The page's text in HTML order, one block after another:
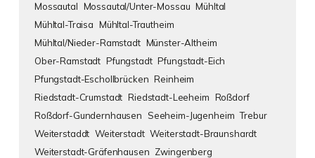
Mossautal Mossautal/Unter-Mossau Mühltal
Mühltal-Traisa Mühltal-Trautheim
Mühltal/Nieder-Ramstadt Münster-Altheim
Ober-Ramstadt Pfungstadt Pfungstadt-Eich
Pfungstadt-Eschollbrücken Reinheim
Riedstadt-Crumstadt Riedstadt-Leeheim Roßdorf
Roßdorf-Gundernhausen Seeheim-Jugenheim Trebur
Weiterstaddt Weiterstadt Weiterstadt-Braunshardt
Weiterstadt-Gräfenhausen Zwingenberg